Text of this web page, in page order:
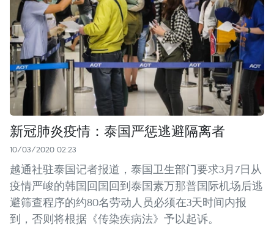
新冠肺炎疫情：泰国严惩逃避隔离者
10/03/2020 02:23
越通社驻泰国记者报道，泰国卫生部门要求3月7日从
疫情严峻的韩国回国回到泰国素万那普国际机场后逃
避筛查程序的约80名劳动人员必须在3天时间内报
到，否则将根据《传染疾病法》予以起诉。